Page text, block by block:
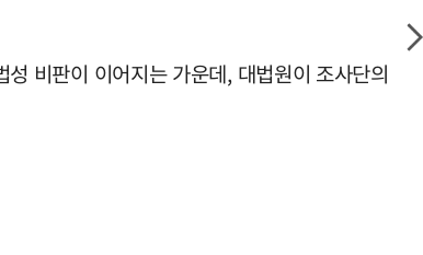
비판이 이어지는 가운데, 대법원이 조사단의